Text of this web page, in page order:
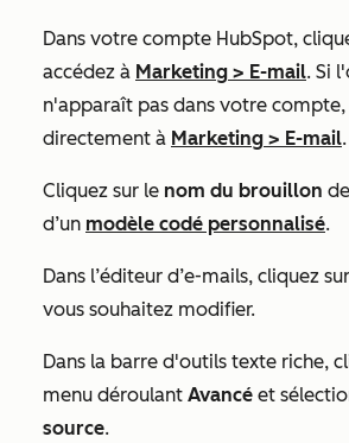
Dans votre compte HubSpot,
accédez à Marketing > E-mail. Si
n'apparaît pas dans votre compte,
directement à Marketing > E-mail.
Cliquez sur le nom du brouillon
d’un modèle codé personnalisé.
Dans l’éditeur d’e-mails, cliquez
vous souhaitez modifier.
Dans la barre d'outils texte riche,
menu déroulant Avancé et
source.